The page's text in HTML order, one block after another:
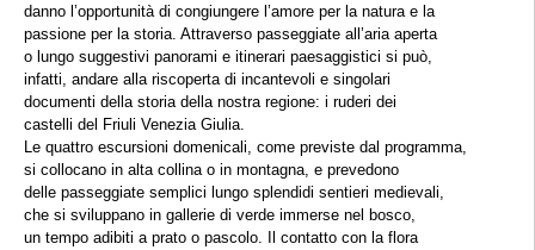
danno l’opportunità di congiungere l’amore per la natura e la
passione per la storia. Attraverso passeggiate all’aria aperta
o lungo suggestivi panorami e itinerari paesaggistici si può,
infatti, andare alla riscoperta di incantevoli e singolari
documenti della storia della nostra regione: i ruderi dei
castelli del Friuli Venezia Giulia.
Le quattro escursioni domenicali, come previste dal programma,
si collocano in alta collina o in montagna, e prevedono
delle passeggiate semplici lungo splendidi sentieri medievali,
che si sviluppano in gallerie di verde immerse nel bosco,
un tempo adibiti a prato o pascolo. Il contatto con la flora